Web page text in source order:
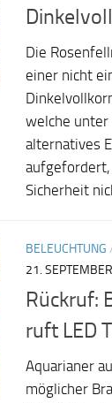
Die
einer nicht
welche unter
alternatives
Sicherheit
BELEUCHTUNG
21.
Rückruf:
ruft LED
Aquarianer
möglicher